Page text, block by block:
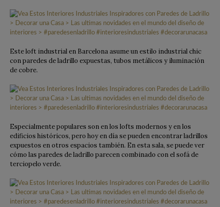
Este loft industrial en Barcelona asume un estilo industrial chic
con paredes de ladrillo expuestas, tubos metálicos y iluminación
de cobre.
Especialmente populares son en los lofts modernos y en los
edificios históricos, pero hoy en día se pueden encontrar ladrillos
expuestos en otros espacios también. En esta sala, se puede ver
cómo las paredes de ladrillo parecen combinado con el sofá de
terciopelo verde.